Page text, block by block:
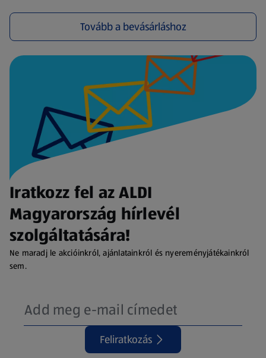
Tovább a bevásárláshoz
(új oldalon nyílik meg)
Iratkozz fel az ALDI
Magyarország hírlevél
szolgáltatására!
Ne maradj le akcióinkról, ajánlatainkról és nyereményjátékainkról
sem.
Feliratkozás